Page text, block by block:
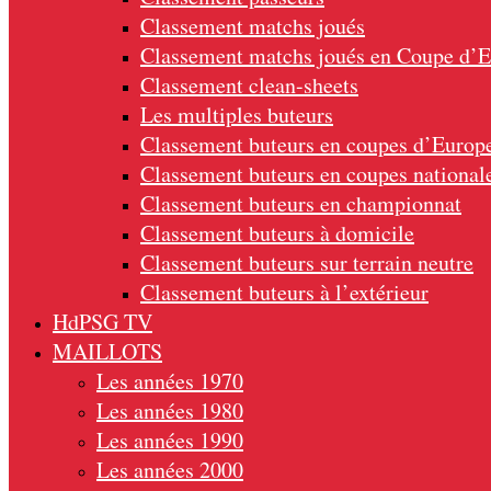
Classement matchs joués
Classement matchs joués en Coupe
Classement clean-sheets
Les multiples buteurs
Classement buteurs en coupes
Classement buteurs en coupes
Classement buteurs en championnat
Classement buteurs à domicile
Classement buteurs sur terrain neutre
Classement buteurs à l’extérieur
HdPSG TV
MAILLOTS
Les années 1970
Les années 1980
Les années 1990
Les années 2000